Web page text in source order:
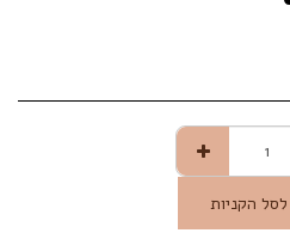
הקניות